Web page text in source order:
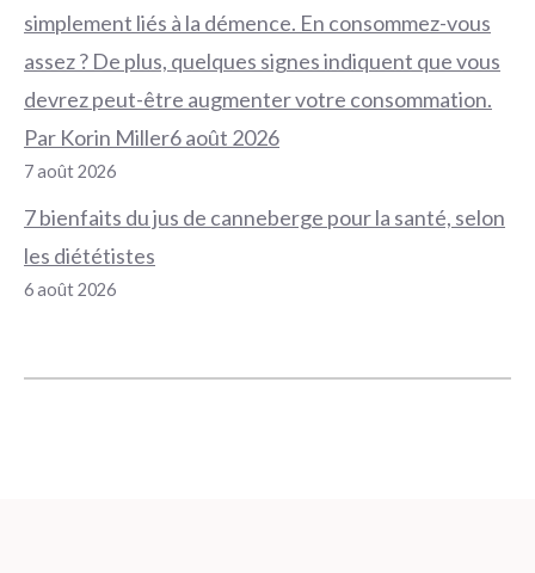
simplement liés à la démence. En consommez-vous
assez ? De plus, quelques signes indiquent que vous
devrez peut-être augmenter votre consommation.
Par Korin Miller6 août 2026
7 août 2026
7 bienfaits du jus de canneberge pour la santé, selon
les diététistes
6 août 2026